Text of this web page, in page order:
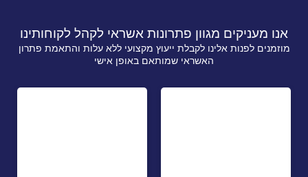
אנו מעניקים מגוון פתרונות אשראי לקהל לקוחותינו
מוזמנים לפנות אלינו לקבלת ייעוץ מקצועי ללא עלות והתאמת פתרון
האשראי שמותאם באופן אישי